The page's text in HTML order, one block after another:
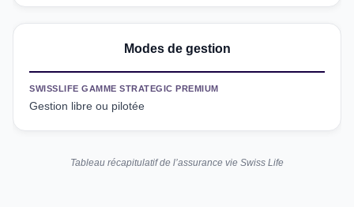
Modes de gestion
SWISSLIFE GAMME STRATEGIC PREMIUM
Gestion libre ou pilotée
Tableau récapitulatif de l’assurance vie Swiss Life